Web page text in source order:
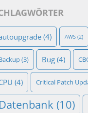
(4) AWS (2)
(3) Bug (4)
(4) Critical Patch
(10)